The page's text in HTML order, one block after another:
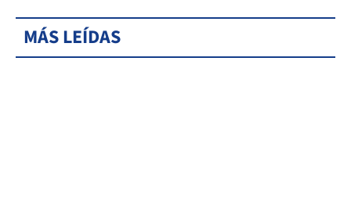
MÁS LEÍDAS